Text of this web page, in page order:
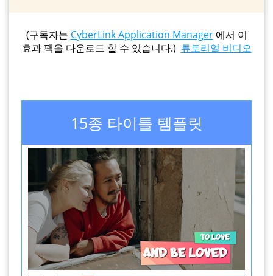
(구독자는 CyberLink Application Manager에서 이
효과 팩을 다운로드 할 수 있습니다.) 튜토리얼 비디오
15종 타이틀 템플릿